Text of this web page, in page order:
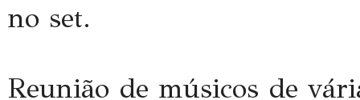
no set.
Reunião de músicos de